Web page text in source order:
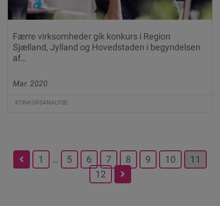
Færre virksomheder gik konkurs i Region
Sjælland, Jylland og Hovedstaden i begyndelsen
af…
Mar. 2020
KONKURSANALYSE
Posts
1 … 5 6 7 8 9 10
11
12